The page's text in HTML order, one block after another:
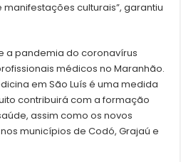
culturais”, garantiu
a pandemia do coronavírus
médicos no Maranhão.
em São Luís é uma medida
contribuirá com a formação
assim como os novos
municípios de Codó, Grajaú e